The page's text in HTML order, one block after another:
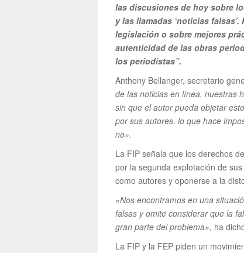
las discusiones de hoy sobre
y las llamadas ‘noticias
legislación o sobre mejores
autenticidad de las obras
los periodistas”.
Anthony Bellanger, secretario
de las noticias en línea, nuestras
sin que el autor pueda objetar
por sus autores, lo que hace
no».
La FIP señala que los derechos
por la segunda explotación de
como autores y oponerse a la
«Nos encontramos en una
falsas y omite considerar que la
gran parte del problema», ha
La FIP y la FEP piden un